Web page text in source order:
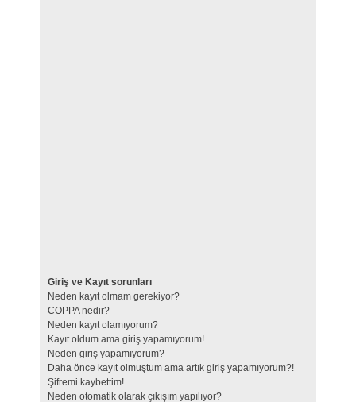
Giriş ve Kayıt sorunları
Neden kayıt olmam gerekiyor?
COPPA nedir?
Neden kayıt olamıyorum?
Kayıt oldum ama giriş yapamıyorum!
Neden giriş yapamıyorum?
Daha önce kayıt olmuştum ama artık giriş yapamıyorum?!
Şifremi kaybettim!
Neden otomatik olarak çıkışım yapılıyor?